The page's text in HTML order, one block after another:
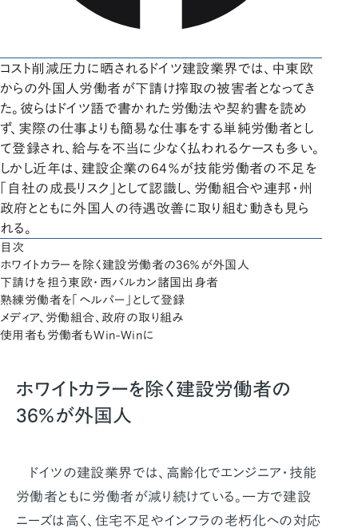
コスト削減圧力に晒されるドイツ建設業界では、中東欧
からの外国人労働者が下請け搾取の被害者となってき
た。彼らはドイツ語で書かれた労働法や契約書を読め
ず、実際の仕事よりも簡易な仕事をする単純労働者とし
て登録され、給与を不当に少なく払われるケースも多い。
しかし近年は、建設企業の64％が技能労働者の不足を
「自社の成長リスク」として認識し、労働組合や連邦・州
政府とともに外国人の待遇改善に取り組む動きも見ら
れる。
目次
ホワイトカラーを除く建設労働者の36％が外国人
下請けを担う東欧・西バルカン諸国出身者
熟練労働者を「ヘルパー」として登録
メディア、労働組合、政府の取り組み
使用者も労働者もWin-Winに
ホワイトカラーを除く建設労働者の
36％が外国人
ドイツの建設業界では、高齢化でエンジニア・技能
労働者ともに労働者が減り続けている。一方で建設
ニーズは高く、住宅不足やインフラの老朽化への対応